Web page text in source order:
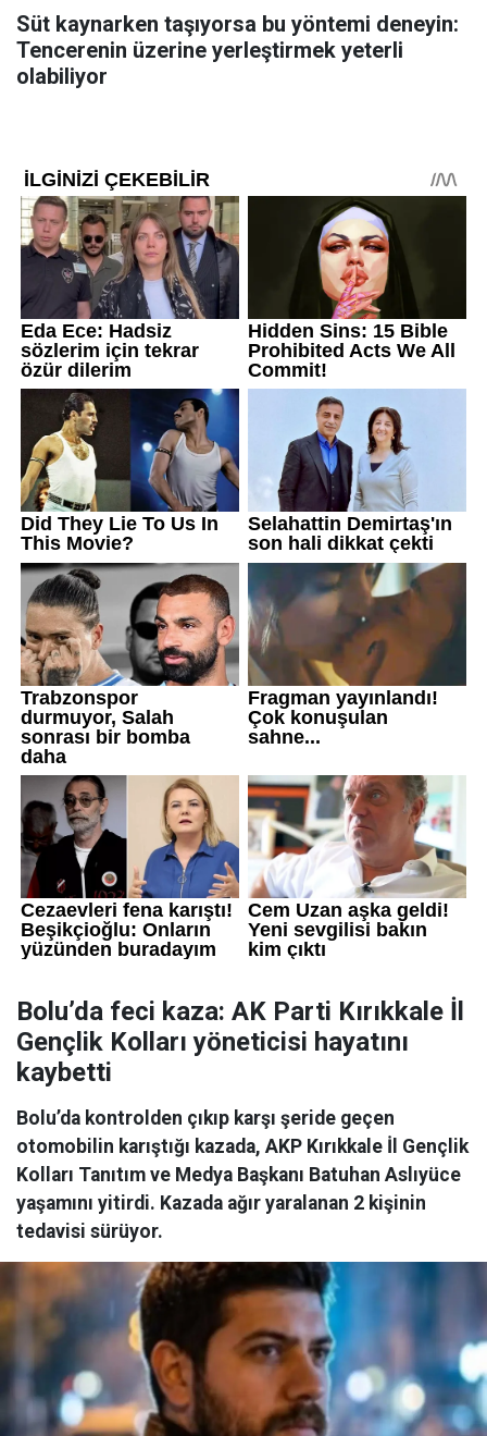
Süt kaynarken taşıyorsa bu yöntemi deneyin:
Tencerenin üzerine yerleştirmek yeterli
olabiliyor
Bolu’da feci kaza: AK Parti Kırıkkale İl
Gençlik Kolları yöneticisi hayatını
kaybetti
Bolu’da kontrolden çıkıp karşı şeride geçen
otomobilin karıştığı kazada, AKP Kırıkkale İl Gençlik
Kolları Tanıtım ve Medya Başkanı Batuhan Aslıyüce
yaşamını yitirdi. Kazada ağır yaralanan 2 kişinin
tedavisi sürüyor.